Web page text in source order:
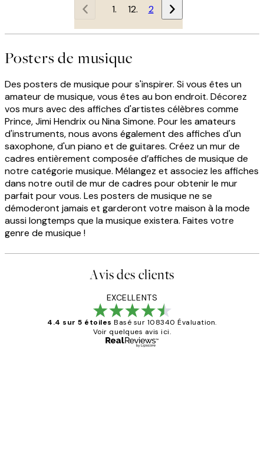
1 2
Posters de musique
Des posters de musique pour s'inspirer. Si vous êtes un
amateur de musique, vous êtes au bon endroit. Décorez
vos murs avec des affiches d'artistes célèbres comme
Prince, Jimi Hendrix ou Nina Simone. Pour les amateurs
d'instruments, nous avons également des affiches d'un
saxophone, d'un piano et de guitares. Créez un mur de
cadres entièrement composée d’affiches de musique de
notre catégorie musique. Mélangez et associez les affiches
dans notre outil de mur de cadres pour obtenir le mur
parfait pour vous. Les posters de musique ne se
démoderont jamais et garderont votre maison à la mode
aussi longtemps que la musique existera. Faites votre
genre de musique !
Avis des clients
EXCELLENTS
4.4 sur 5 étoiles Basé sur 108340 Évaluation.
Voir quelques avis ici.